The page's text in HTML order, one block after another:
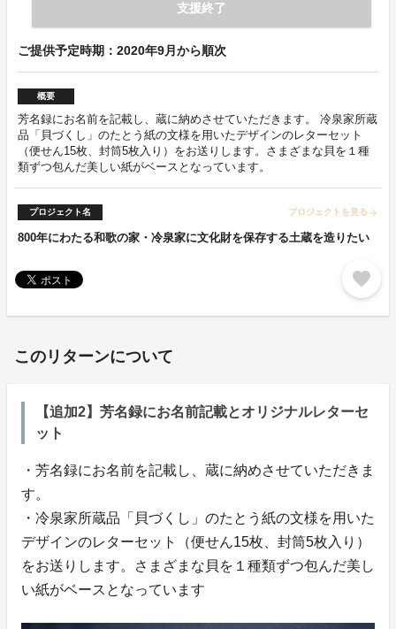
支援終了
ご提供予定時期：2020年9月から順次
概要
芳名録にお名前を記載し、蔵に納めさせていただきます。 冷泉家所蔵
品「貝づくし」のたとう紙の文様を用いたデザインのレターセット
（便せん15枚、封筒5枚入り）をお送りします。さまざまな貝を１種
類ずつ包んだ美しい紙がベースとなっています。
プロジェクト名 プロジェクトを見る arrow_forward
800年にわたる和歌の家・冷泉家に文化財を保存する土蔵を造りたい
favorite
このリターンについて
【追加2】芳名録にお名前記載とオリジナルレターセ
ット
・芳名録にお名前を記載し、蔵に納めさせていただきま
す。
・冷泉家所蔵品「貝づくし」のたとう紙の文様を用いた
デザインのレターセット（便せん15枚、封筒5枚入り）
をお送りします。さまざまな貝を１種類ずつ包んだ美し
い紙がベースとなっています